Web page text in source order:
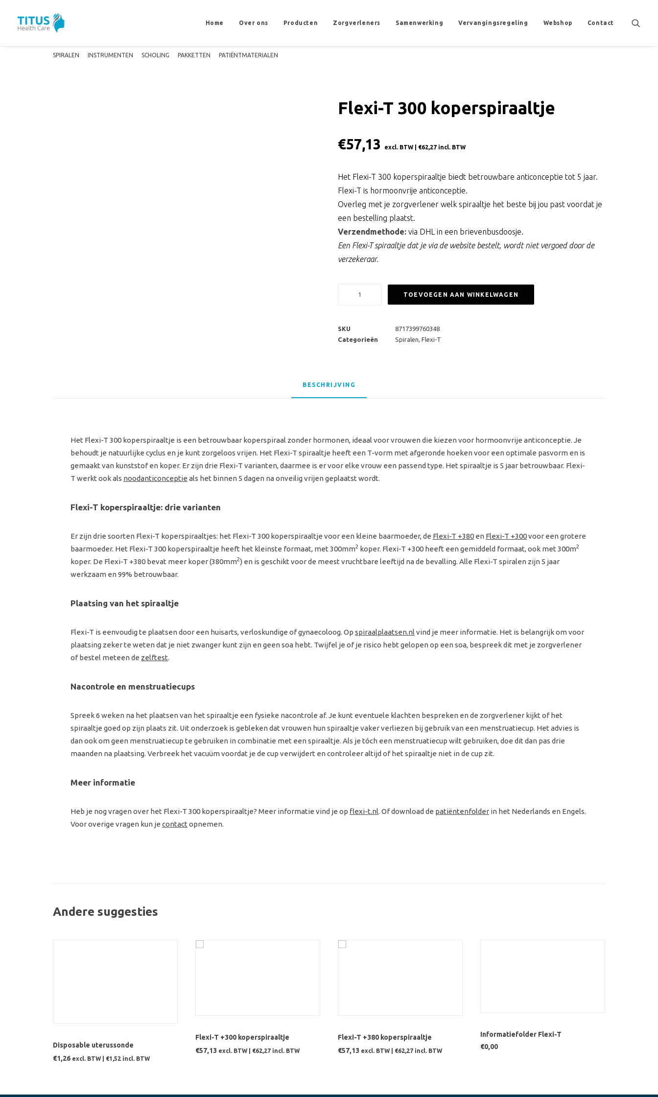
Home Over ons Producten Zorgverleners Samenwerking Vervangingsregeling Webshop Contact
SPIRALEN INSTRUMENTEN SCHOLING PAKKETTEN PATIËNTMATERIALEN
Flexi-T 300 koperspiraaltje
€57,13 excl. BTW | €62,27 incl. BTW
Het Flexi-T 300 koperspiraaltje biedt betrouwbare anticonceptie tot 5 jaar.
Flexi-T is hormoonvrije anticonceptie.
Overleg met je zorgverlener welk spiraaltje het beste bij jou past voordat je
een bestelling plaatst.
Verzendmethode: via DHL in een brievenbusdoosje.
Een Flexi-T spiraaltje dat je via de website bestelt, wordt niet vergoed door de
verzekeraar.
koperspiraaltje
aantal
TOEVOEGEN AAN WINKELWAGEN
SKU
8717399760348
Categorieën
Spiralen, Flexi-T
BESCHRIJVING
Het Flexi-T 300 koperspiraaltje is een betrouwbaar koperspiraal zonder hormonen, ideaal voor vrouwen die kiezen voor hormoonvrije anticonceptie. Je
behoudt je natuurlijke cyclus en je kunt zorgeloos vrijen. Het Flexi-T spiraaltje heeft een T-vorm met afgeronde hoeken voor een optimale pasvorm en is
gemaakt van kunststof en koper. Er zijn drie Flexi-T varianten, daarmee is er voor elke vrouw een passend type. Het spiraaltje is 5 jaar betrouwbaar. Flexi-
T werkt ook als noodanticonceptie als het binnen 5 dagen na onveilig vrijen geplaatst wordt.
Flexi-T koperspiraaltje: drie varianten
Er zijn drie soorten Flexi-T koperspiraaltjes: het Flexi-T 300 koperspiraaltje voor een kleine baarmoeder, de Flexi-T +380 en Flexi-T +300voor een grotere
baarmoeder. Het Flexi-T 300 koperspiraaltje heeft het kleinste formaat, met 300mm2 koper. Flexi-T +300 heeft een gemiddeld formaat, ook met 300m2
koper. De Flexi-T +380 bevat meer koper (380mm2) en is geschikt voor de meest vruchtbare leeftijd na de bevalling. Alle Flexi-T spiralen zijn 5 jaar
werkzaam en 99% betrouwbaar.
Plaatsing van het spiraaltje
Flexi-T is eenvoudig te plaatsen door een huisarts, verloskundige of gynaecoloog. Op spiraalplaatsen.nl vind je meer informatie. Het is belangrijk om voor
plaatsing zeker te weten dat je niet zwanger kunt zijn en geen soa hebt. Twijfel je of je risico hebt gelopen op een soa, bespreek dit met je zorgverlener
of bestel meteen de zelftest.
Nacontrole en menstruatiecups
Spreek 6 weken na het plaatsen van het spiraaltje een fysieke nacontrole af. Je kunt eventuele klachten bespreken en de zorgverlener kijkt of het
spiraaltje goed op zijn plaats zit. Uit onderzoek is gebleken dat vrouwen hun spiraaltje vaker verliezen bij gebruik van een menstruatiecup. Het advies is
dan ook om geen menstruatiecup te gebruiken in combinatie met een spiraaltje. Als je tóch een menstruatiecup wilt gebruiken, doe dit dan pas drie
maanden na plaatsing. Verbreek het vacuüm voordat je de cup verwijdert en controleer altijd of het spiraaltje niet in de cup zit.
Meer informatie
Heb je nog vragen over het Flexi-T 300 koperspiraaltje? Meer informatie vind je op flexi-t.nl. Of download de patiëntenfolder in het Nederlands en Engels.
Voor overige vragen kun je contact opnemen.
Andere suggesties
Disposable uterussonde
€1,26 excl. BTW | €1,52 incl. BTW
Flexi-T +300 koperspiraaltje
€57,13 excl. BTW | €62,27 incl. BTW
Flexi-T +380 koperspiraaltje
€57,13 excl. BTW | €62,27 incl. BTW
Informatiefolder Flexi-T
€0,00